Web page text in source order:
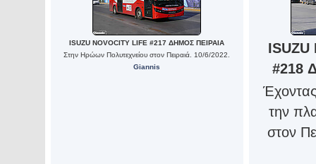
ISUZU NOVOCITY LIFE #217 ΔΗΜΟΣ ΠΕΙΡΑΙΑ
Στην Ηρώων Πολυτεχνείου στον Πειραιά. 10/6/2022.
Giannis
ISUZU
#218
την
στον